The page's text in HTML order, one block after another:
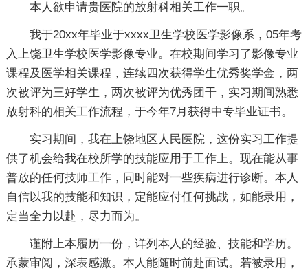
本人欲申请贵医院的放射科相关工作一职。
我于20xx年毕业于xxxx卫生学校医学影像系，05年考
入上饶卫生学校医学影像专业。在校期间学习了影像专业
课程及医学相关课程，连续四次获得学生优秀奖学金，两
次被评为三好学生，两次被评为优秀团干，实习期间熟悉
放射科的相关工作流程，于今年7月获得中专毕业证书。
实习期间，我在上饶地区人民医院，这份实习工作提
供了机会给我在校所学的技能应用于工作上。现在能从事
普放的任何技师工作，同时能对一些疾病进行诊断。本人
自信以我的技能和知识，定能应付任何挑战，如能录用，
定当全力以赴，尽力而为。
谨附上本履历一份，详列本人的经验、技能和学历。
承蒙审阅，深表感激。本人能随时前赴面试。若被录用，